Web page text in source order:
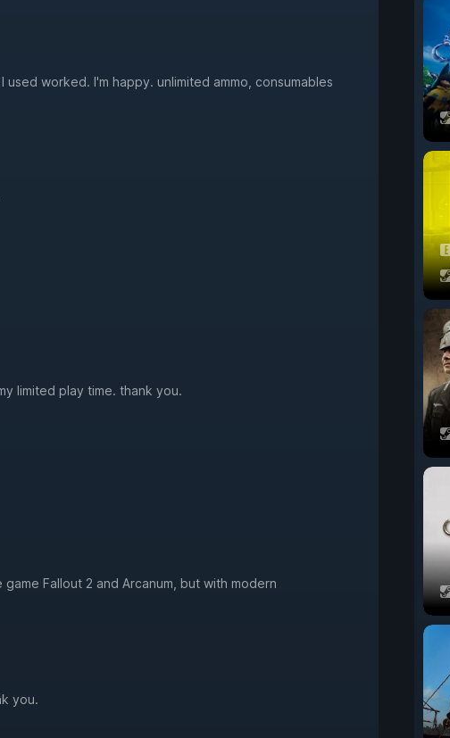
worked. I'm happy. unlimited ammo, consumables
limited play time. thank you.
Fallout 2 and Arcanum, but with modern
you.